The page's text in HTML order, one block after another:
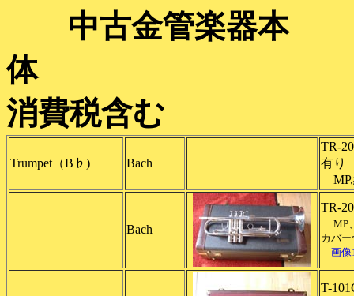
中古金管楽器本
消費税含む
Trumpet（B♭) Bach
TR-
有り
MP,
Bach
TR-
MP
カバ
画像
T-